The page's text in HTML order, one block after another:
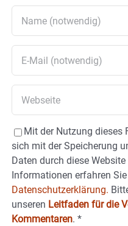
Mit der Nutzung dieses
sich mit der Speicherung
Daten durch diese
Informationen erfahren
Datenschutzerklärung.
unseren Leitfaden für die
Kommentaren. *